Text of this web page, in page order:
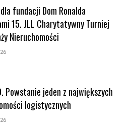
fundacji Dom Ronalda
15. JLL Charytatywny Turniej
Nieruchomości
Powstanie jeden z największych
logistycznych